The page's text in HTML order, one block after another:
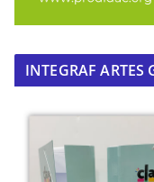
INTEGRAF ARTES